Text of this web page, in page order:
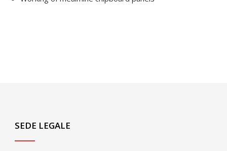
SEDE LEGALE